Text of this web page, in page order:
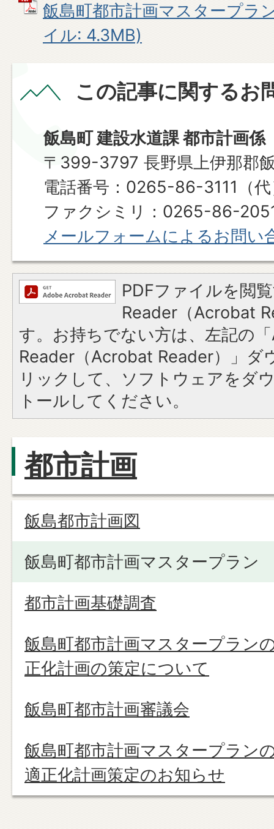
飯島町都市計画マスタープラ
イル: 4.3MB)
この記事に関するお
飯島町 建設水道課 都市計画係
〒399-3797 長野県上伊那郡
電話番号：0265-86-3111（
ファクシミリ：0265-86-
メールフォームによるお問い
PDFファイルを閲
Reader（Acrobat
す。お持ちでない方は、左記の
Reader（Acrobat Reader）」ダ
リックして、ソフトウェアをダ
トールしてください。
都市計画
飯島都市計画図
飯島町都市計画マスタープラン
都市計画基礎調査
飯島町都市計画マスタープラン
正化計画の策定について
飯島町都市計画審議会
飯島町都市計画マスタープラン
適正化計画策定のお知らせ